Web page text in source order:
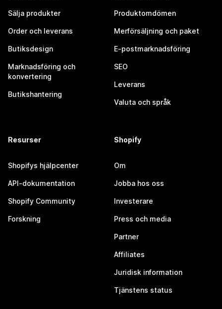
Sälja produkter
Order och leverans
Butiksdesign
Marknadsföring och
konvertering
Butikshantering
Produktomdömen
Merförsäljning och paket
E-postmarknadsföring
SEO
Leverans
Valuta och språk
Resurser
Shopifys hjälpcenter
API-dokumentation
Shopify Community
Forskning
Shopify
Om
Jobba hos oss
Investerare
Press och media
Partner
Affiliates
Juridisk information
Tjänstens status